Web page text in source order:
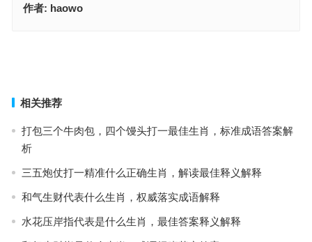
作者: haowo
相关推荐
打包三个牛肉包，四个馒头打一最佳生肖，标准成语答案解
析
三五炮仗打一精准什么正确生肖，解读最佳释义解释
和气生财代表什么生肖，权威落实成语解释
水花压岸指代表是什么生肖，最佳答案释义解释